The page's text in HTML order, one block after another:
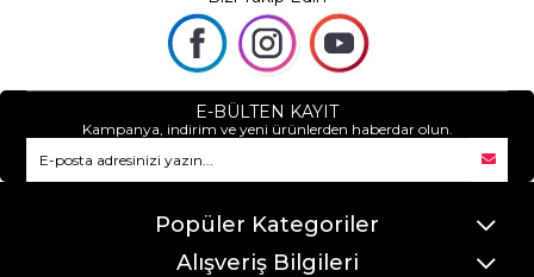
E-BÜLTEN KAYIT
Kampanya, indirim ve yeni ürünlerden haberdar olun.
Popüler Kategoriler
Alışveriş Bilgileri